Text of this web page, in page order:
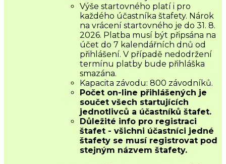
Výše startovného platí i pro
každého účastníka štafety. Nárok
na vrácení startovného je do 31. 8.
2026. Platba musí být připsána na
účet do 7 kalendářních dnů od
přihlášení. V případě nedodržení
termínu platby bude přihláška
smazána.
Kapacita závodu: 800 závodníků.
Počet on-line přihlášených je
součet všech startujících
jednotlivců a účastníků štafet.
Důležité info pro registraci
štafet - všichni účastníci jedné
štafety se musí registrovat pod
stejným názvem štafety.